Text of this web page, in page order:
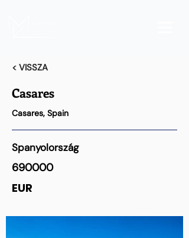
< VISSZA
Casares
Casares, Spain
Spanyolország
690000
EUR